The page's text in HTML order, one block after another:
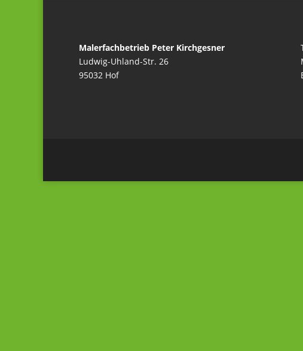
Malerfachbetrieb Peter Kirchgesner
Ludwig-Uhland-Str. 26
95032 Hof